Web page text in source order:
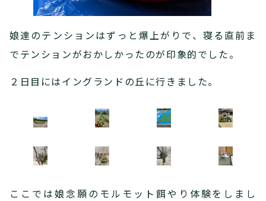
娘達のテンションはずっと爆上がりで、寝る直前ま
でテンションがおかしかったのが印象的でした。
２日目にはイングランドの丘に行きました。
ここでは娘念願のモルモット餌やり体験をしまし